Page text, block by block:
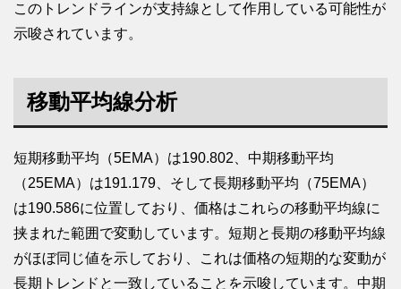
このトレンドラインが支持線として作用している可能性が
示唆されています。
移動平均線分析
短期移動平均（5EMA）は190.802、中期移動平均
（25EMA）は191.179、そして長期移動平均（75EMA）
は190.586に位置しており、価格はこれらの移動平均線に
挟まれた範囲で変動しています。短期と長期の移動平均線
がほぼ同じ値を示しており、これは価格の短期的な変動が
長期トレンドと一致していることを示唆しています。中期